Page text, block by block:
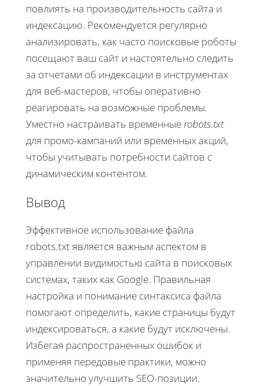
повлиять на производительность сайта и
индексацию. Рекомендуется регулярно
анализировать, как часто поисковые роботы
посещают ваш сайт и настоятельно следить
за отчетами об индексации в инструментах
для веб-мастеров, чтобы оперативно
реагировать на возможные проблемы.
Уместно настраивать временныеrobots.txt
для промо-кампаний или временных акций,
чтобы учитывать потребности сайтов с
динамическим контентом.
Вывод
Эффективное использование файла
robots.txt является важным аспектом в
управлении видимостью сайта в поисковых
системах, таких как Google. Правильная
настройка и понимание синтаксиса файла
помогают определить, какие страницы будут
индексироваться, а какие будут исключены.
Избегая распространенных ошибок и
применяя передовые практики, можно
значительно улучшить SEO-позиции.